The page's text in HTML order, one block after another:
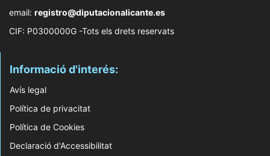
email: registro@diputacionalicante.es
CIF: P0300000G -Tots els drets reservats
Informació d'interés:
Avís legal
Política de privacitat
Política de Cookies
Declaració d'Accessibilitat